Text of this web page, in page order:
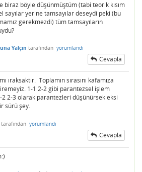
biraz böyle düşünmüştüm (tabi teorik kısım
sayılar yerine tamsayılar deseydi peki (bu
gerekmezdi) tüm tamsayıların
Yalçın tarafından yorumlandı
Cevapla
ıraksaktır. Toplamın sırasını kafamıza
1-1 2-2 gibi parantezsel işlem
2 2-3 olarak parantezleri düşünürsek eksi
sürü şey.
tarafından yorumlandı
Cevapla